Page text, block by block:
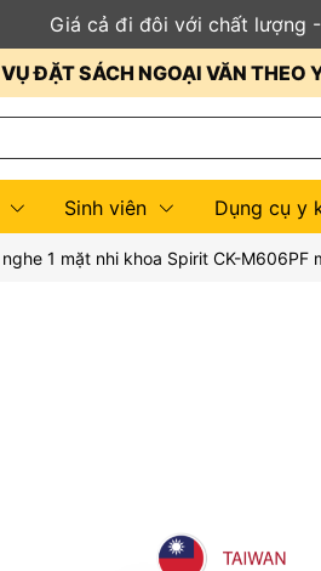
Giá cả đi đôi với chất lượng
ĐẶT SÁCH NGOẠI VĂN THEO
Sinh viên Dụng cụ y
1 mặt nhi khoa Spirit CK-M606PF